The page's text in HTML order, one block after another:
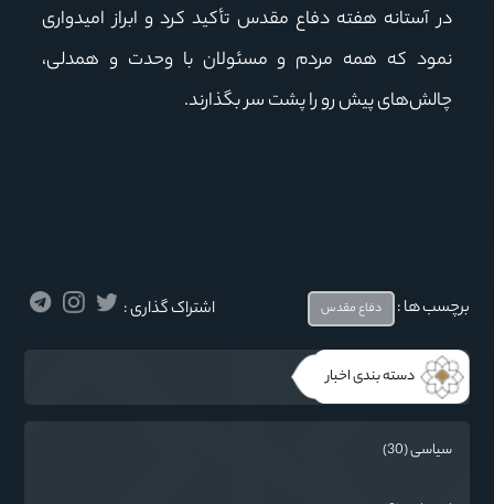
در آستانه هفته دفاع مقدس تأکید کرد و ابراز امیدواری
نمود که همه مردم و مسئولان با وحدت و همدلی،
چالش‌های پیش رو را پشت سر بگذارند.
برچسب ها : دفاع مقدس اشتراک گذاری :
دسته بندی اخبار
سیاسی (30)